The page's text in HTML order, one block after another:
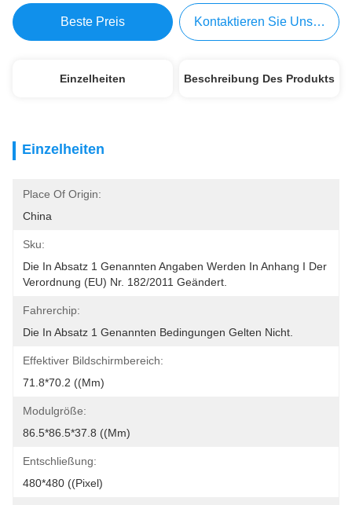
Beste Preis Kontaktieren Sie Uns Jetzt
Einzelheiten Beschreibung Des Produkts
Einzelheiten
Place Of Origin:
China
Sku:
Die In Absatz 1 Genannten Angaben Werden In Anhang I Der
Verordnung (EU) Nr. 182/2011 Geändert.
Fahrerchip:
Die In Absatz 1 Genannten Bedingungen Gelten Nicht.
Effektiver Bildschirmbereich:
71.8*70.2 ((mm)
Modulgröße:
86.5*86.5*37.8 ((mm)
Entschließung:
480*480 ((Pixel)